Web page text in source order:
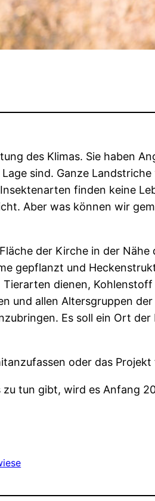
des Klimas. Sie haben
sind. Ganze
finden keine
Aber was können wir
der Kirche in der Nähe
gepflanzt und
dienen,
und allen Altersgruppen
Es soll ein Ort
oder das
tun gibt, wird es Anfang